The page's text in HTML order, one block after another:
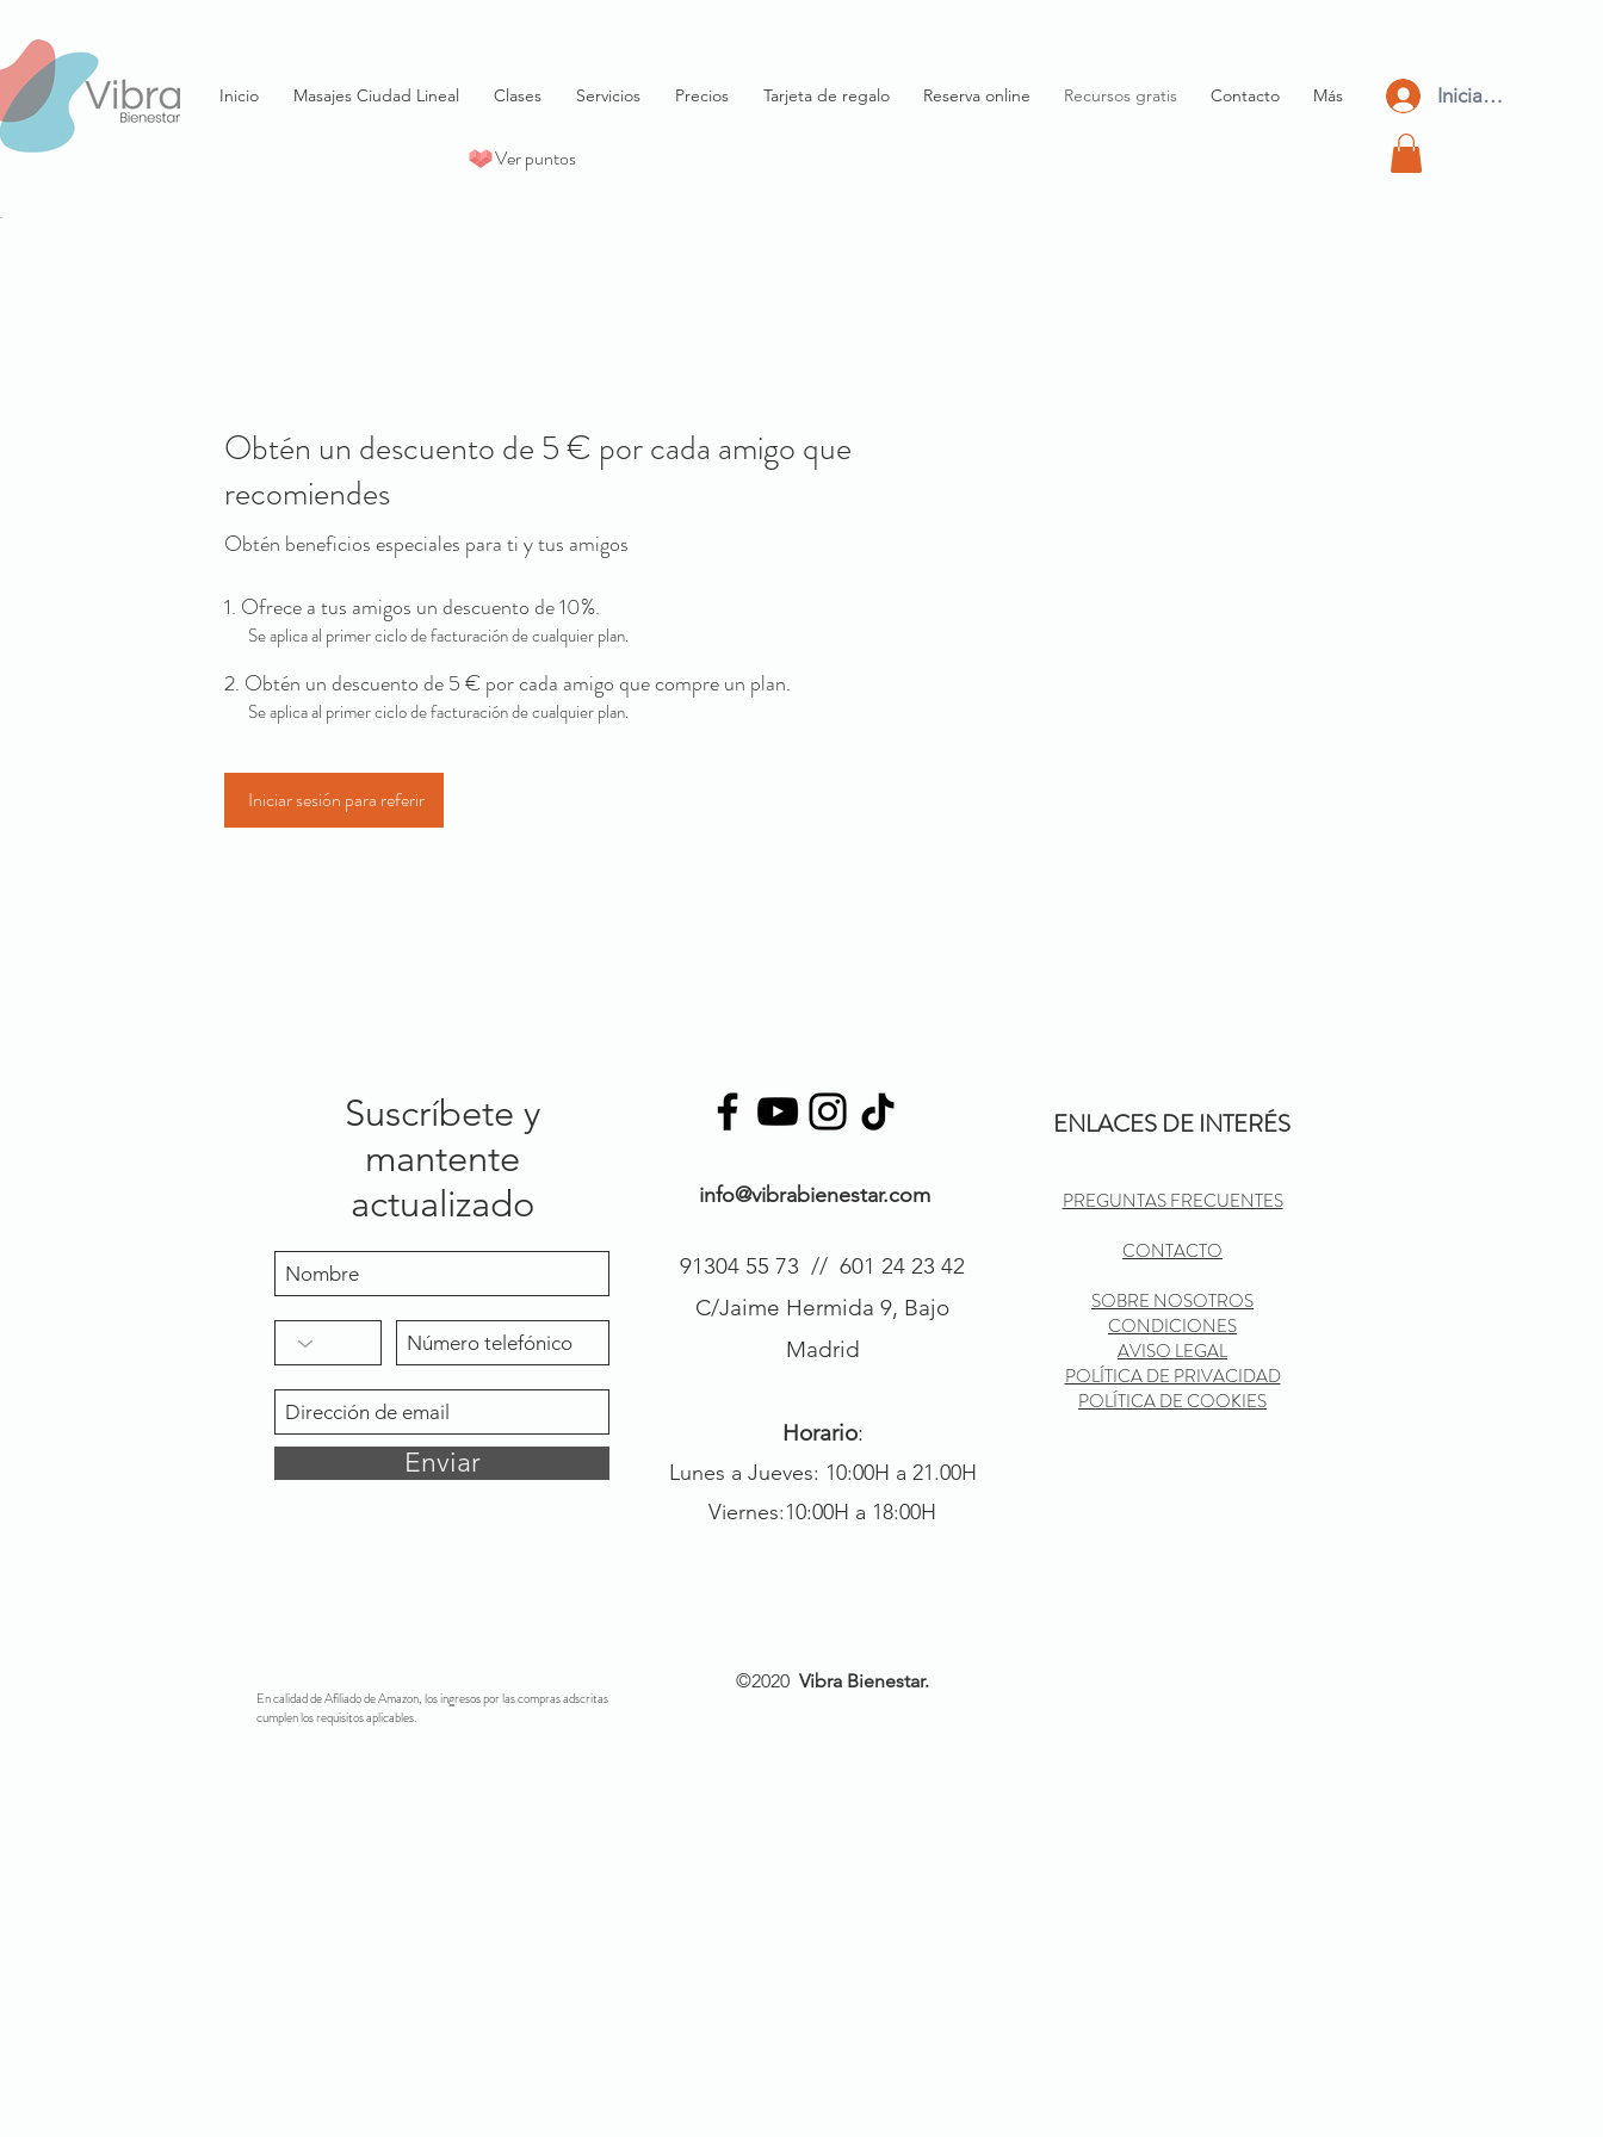
Inicio Masajes Ciudad Lineal Clases Servicios Precios Tarjeta de regalo Reserva online Recursos gratis Contacto Más
Ver puntos
Iniciar Sesión
Obtén un descuento de 5 € por cada amigo que
recomiendes
Obtén beneficios especiales para ti y tus amigos
Ofrece a tus amigos un descuento de 10%.
Se aplica al primer ciclo de facturación de cualquier plan.
Obtén un descuento de 5 € por cada amigo que compre un plan.
Se aplica al primer ciclo de facturación de cualquier plan.
Iniciar sesión para referir
Suscríbete y
mantente
actualizado
Enviar
ENLACES DE INTERÉS
info@vibrabienestar.com
91304 55 73 // 601 24 23 42
C/Jaime Hermida 9, Bajo
Madrid
Horario:
Lunes a Jueves: 10:00H a 21.00H
Viernes:10:00H a 18:00H
PREGUNTAS FRECUENTES
CONTACTO
SOBRE NOSOTROS
CONDICIONES
AVISO LEGAL
POLÍTICA DE PRIVACIDAD
POLÍTICA DE COOKIES
En calidad de Afiliado de Amazon, los ingresos por las compras adscritas
cumplen los requisitos aplicables.
©2020 Vibra Bienestar.